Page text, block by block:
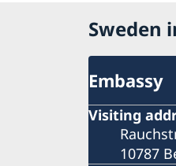
Sweden
Embassy
Visiting
10787